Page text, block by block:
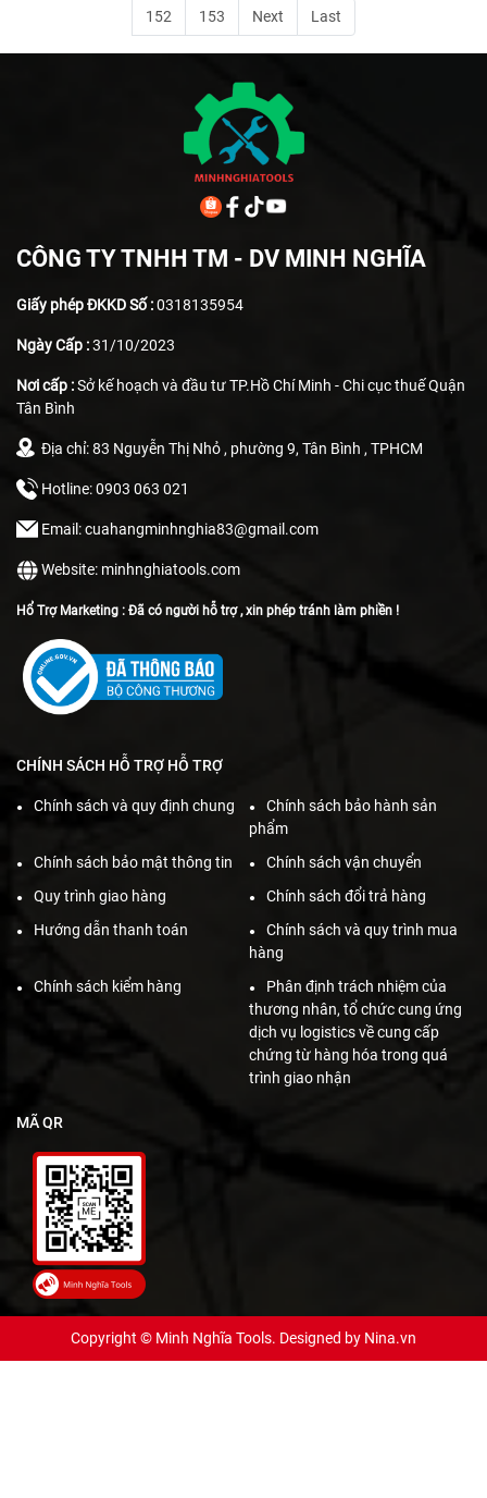
152 153 Next Last
CÔNG TY TNHH TM - DV MINH NGHĨA
Giấy phép ĐKKD Số :0318135954
Ngày Cấp :31/10/2023
Nơi cấp :Sở kế hoạch và đầu tư TP.Hồ Chí Minh - Chi cục thuế Quận
Tân Bình
Địa chỉ: 83 Nguyễn Thị Nhỏ , phường 9, Tân Bình , TPHCM
Hotline: 0903 063 021
Email: cuahangminhnghia83@gmail.com
Website: minhnghiatools.com
Hổ Trợ Marketing : Đã có người hỗ trợ , xin phép tránh làm phiền !
CHÍNH SÁCH HỖ TRỢ HỖ TRỢ
Chính sách và quy định chung
Chính sách bảo hành sản
phẩm
Chính sách bảo mật thông tin
Chính sách vận chuyển
Quy trình giao hàng
Chính sách đổi trả hàng
Hướng dẫn thanh toán
Chính sách và quy trình mua
hàng
Chính sách kiểm hàng
Phân định trách nhiệm của
thương nhân, tổ chức cung ứng
dịch vụ logistics về cung cấp
chứng từ hàng hóa trong quá
trình giao nhận
MÃ QR
Copyright © Minh Nghĩa Tools. Designed by Nina.vn